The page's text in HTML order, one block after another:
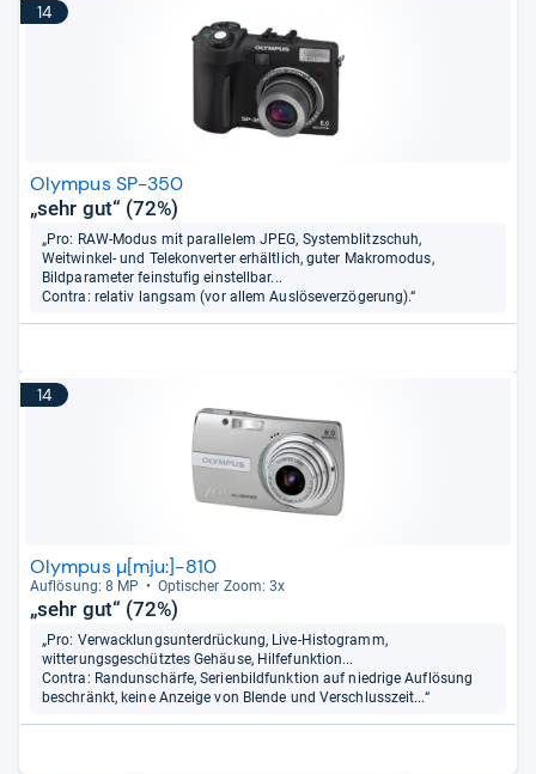
14
Olympus SP-350
„sehr gut“ (72%)
„Pro: RAW-Modus mit parallelem JPEG, Systemblitzschuh,
Weitwinkel- und Telekonverter erhältlich, guter Makromodus,
Bildparameter feinstufig einstellbar...
Contra: relativ langsam (vor allem Auslöseverzögerung).“
14
Olympus µ[mju:]-810
Auf­lö­sung: 8 MP Opti­scher Zoom: 3x
„sehr gut“ (72%)
„Pro: Verwacklungsunterdrückung, Live-Histogramm,
witterungsgeschütztes Gehäuse, Hilfefunktion...
Contra: Randunschärfe, Serienbildfunktion auf niedrige Auflösung
beschränkt, keine Anzeige von Blende und Verschlusszeit...“